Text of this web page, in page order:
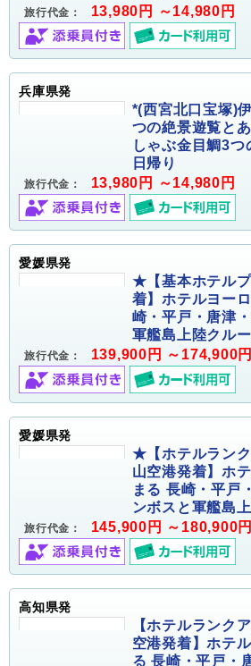
旅行代金： 13,980円 ～14,980円
兵庫県発
*(西宮北口宝塚)
つの絶景遊覧と
しゃぶ金目鯛3
日帰り
旅行代金： 13,980円 ～14,980円
愛媛県発
★【基本ホテル
着】ホテルヨー
崎・平戸・唐津
軍艦島上陸クル
旅行代金： 139,900円 ～174,900円
愛媛県発
★【ホテルラン
山空港発着】ホ
まる 長崎・平戸
ンボスと軍艦島
旅行代金： 145,900円 ～180,900円
高知県発
【ホテルランク
空港発着】ホテ
る 長崎・平戸・